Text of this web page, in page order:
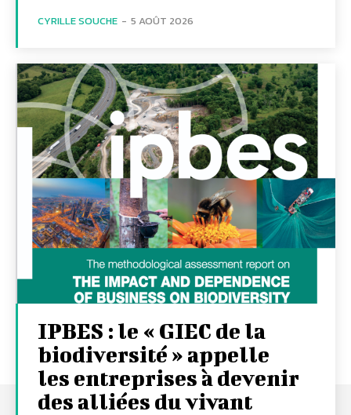
CYRILLE SOUCHE - 5 AOÛT 2026
IPBES : le « GIEC de la
biodiversité » appelle
les entreprises à devenir
des alliées du vivant